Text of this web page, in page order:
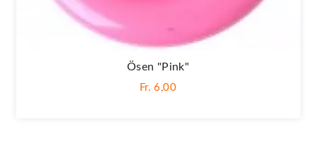
Ösen "Pink"
Fr. 6,00